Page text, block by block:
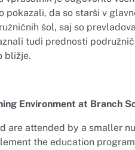
da so starši v
šol, saj so
tudi prednosti
bližje.
Environment at Branch
are attended by a smaller
the education